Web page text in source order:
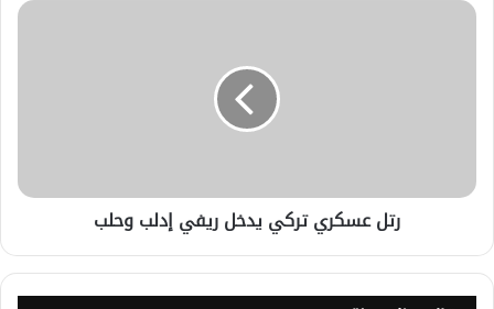
رتل عسكري تركي يدخل ريفي إدلب وحلب